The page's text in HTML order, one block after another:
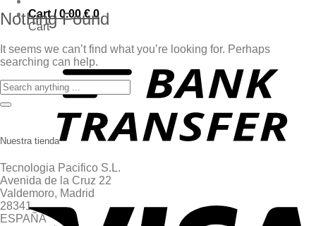
Cart /0.00€ 0
Cart
Nothing Found
It seems we can’t find what you’re looking for. Perhaps
searching can help.
Nuestra tienda
Tecnologia Pacifico S.L.
Avenida de la Cruz 22
Valdemoro, Madrid
28341
ESPAÑA